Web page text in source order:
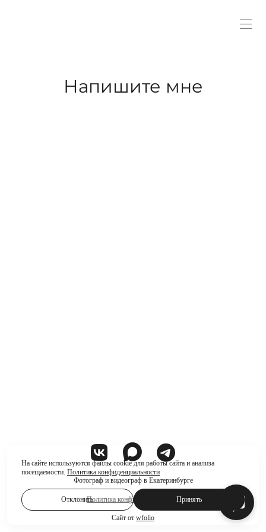
Напишите мне
Фотограф и видеограф в Екатеринбурге
Политика конфиденциальности
Сайт от wfolio
На сайте используются файлы cookie для работы сайта и анализа
посещаемости. Политика конфиденциальности
Отклонить Принять